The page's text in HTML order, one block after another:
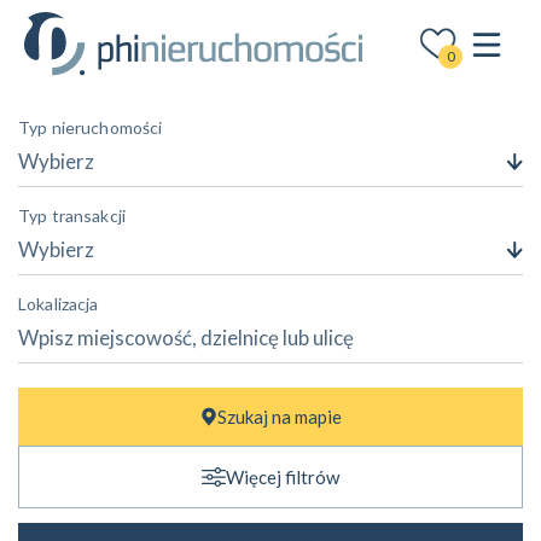
0
Typ nieruchomości
Wybierz
Typ transakcji
Wybierz
Lokalizacja
Cena
zł —
m² — m²
Szukaj na mapie
Więcej filtrów